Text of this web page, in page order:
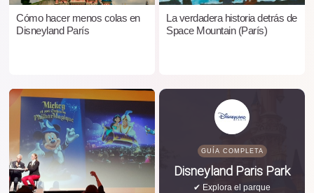
Cómo hacer menos colas en
Disneyland París
La verdadera historia detrás de
Space Mountain (París)
GUÍA COMPLETA
Disneyland Paris Park
✔ Explora el parque